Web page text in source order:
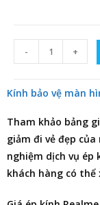
- +
Kính bảo vệ màn
Tham khảo bảng
giảm đi vẻ đẹp
nghiệm dịch vụ ép
khách hàng có